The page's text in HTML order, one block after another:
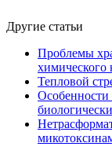
Другие статьи
Проблемы
химического
Тепловой
Особенности